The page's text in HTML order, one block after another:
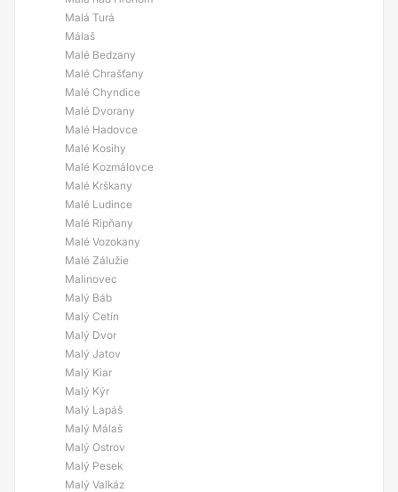
Malá Turá
Málaš
Malé Bedzany
Malé Chrašťany
Malé Chyndice
Malé Dvorany
Malé Hadovce
Malé Kosihy
Malé Kozmálovce
Malé Krškany
Malé Ludince
Malé Ripňany
Malé Vozokany
Malé Zálužie
Malinovec
Malý Báb
Malý Cetín
Malý Dvor
Malý Jatov
Malý Kiar
Malý Kýr
Malý Lapáš
Malý Málaš
Malý Ostrov
Malý Pesek
Malý Valkáz